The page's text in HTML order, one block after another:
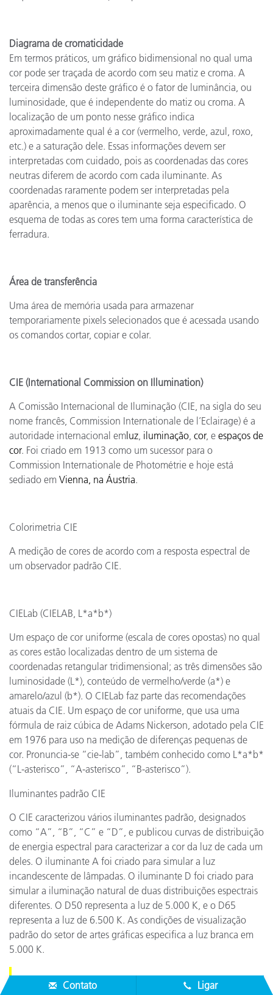
Diagrama de cromaticidade
Em termos práticos, um gráfico bidimensional no qual uma
cor pode ser traçada de acordo com seu matiz e croma. A
terceira dimensão deste gráfico é o fator de luminância, ou
luminosidade, que é independente do matiz ou croma. A
localização de um ponto nesse gráfico indica
aproximadamente qual é a cor (vermelho, verde, azul, roxo,
etc.) e a saturação dele. Essas informações devem ser
interpretadas com cuidado, pois as coordenadas das cores
neutras diferem de acordo com cada iluminante. As
coordenadas raramente podem ser interpretadas pela
aparência, a menos que o iluminante seja especificado. O
esquema de todas as cores tem uma forma característica de
ferradura.
Área de transferência
Uma área de memória usada para armazenar
temporariamente pixels selecionados que é acessada usando
os comandos cortar, copiar e colar.
CIE (International Commission on Illumination)
A Comissão Internacional de Iluminação (CIE, na sigla do seu
nome francês, Commission Internationale de l’Eclairage) é a
autoridade internacional em luz, iluminação, cor, e espaços de
cor. Foi criado em 1913 como um sucessor para o
Commission Internationale de Photométrie e hoje está
sediado em Vienna, na Áustria.
Colorimetria CIE
A medição de cores de acordo com a resposta espectral de
um observador padrão CIE.
CIELab (CIELAB, L*a*b*)
Um espaço de cor uniforme (escala de cores opostas) no qual
as cores estão localizadas dentro de um sistema de
coordenadas retangular tridimensional; as três dimensões são
luminosidade (L*), conteúdo de vermelho/verde (a*) e
amarelo/azul (b*). O CIELab faz parte das recomendações
atuais da CIE. Um espaço de cor uniforme, que usa uma
fórmula de raiz cúbica de Adams Nickerson, adotado pela CIE
em 1976 para uso na medição de diferenças pequenas de
cor. Pronuncia-se “cie-lab”, também conhecido como L*a*b*
(“L-asterisco”, “A-asterisco”, “B-asterisco”).
Iluminantes padrão CIE
O CIE caracterizou vários iluminantes padrão, designados
como “A”, “B”, “C” e “D”, e publicou curvas de distribuição
de energia espectral para caracterizar a cor da luz de cada um
deles. O iluminante A foi criado para simular a luz
incandescente de lâmpadas. O iluminante D foi criado para
simular a iluminação natural de duas distribuições espectrais
diferentes. O D50 representa a luz de 5.000 K, e o D65
representa a luz de 6.500 K. As condições de visualização
padrão do setor de artes gráficas especifica a luz branca em
5.000 K.
Contato Ligar